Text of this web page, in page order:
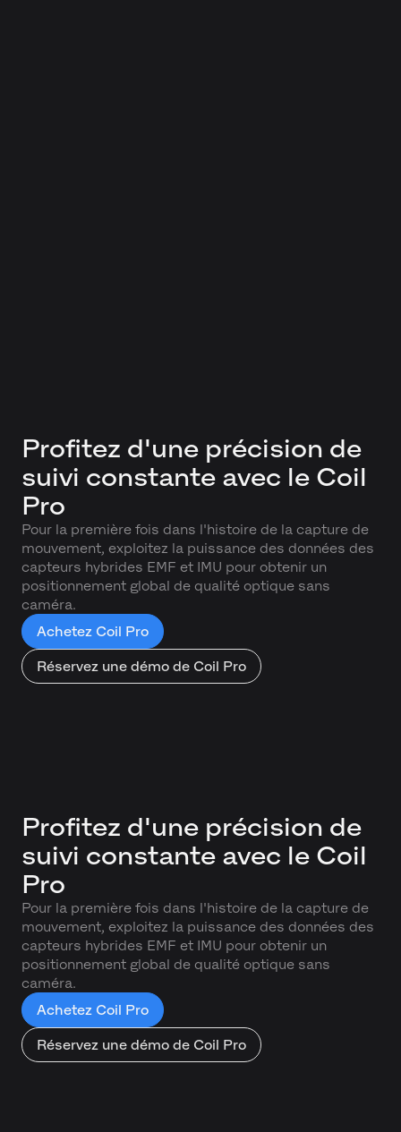
Profitez d'une précision de
suivi constante avec le Coil
Pro
Pour la première fois dans l'histoire de la capture de
mouvement, exploitez la puissance des données des
capteurs hybrides EMF et IMU pour obtenir un
positionnement global de qualité optique sans
caméra.
Achetez Coil Pro
Réservez une démo de Coil Pro
Profitez d'une précision de
suivi constante avec le Coil
Pro
Pour la première fois dans l'histoire de la capture de
mouvement, exploitez la puissance des données des
capteurs hybrides EMF et IMU pour obtenir un
positionnement global de qualité optique sans
caméra.
Achetez Coil Pro
Réservez une démo de Coil Pro